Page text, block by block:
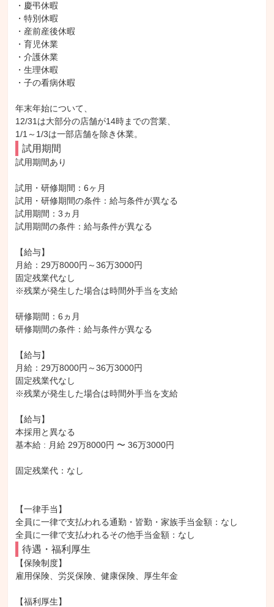
・慶弔休暇
・特別休暇
・産前産後休暇
・育児休業
・介護休業
・生理休暇
・子の看病休暇
年末年始について、
12/31は大部分の店舗が14時までの営業、
1/1～1/3は一部店舗を除き休業。
試用期間
試用期間あり
試用・研修期間：6ヶ月
試用・研修期間の条件：給与条件が異なる
試用期間：3ヵ月
試用期間の条件：給与条件が異なる
【給与】
月給：29万8000円～36万3000円
固定残業代なし
※残業が発生した場合は時間外手当を支給
研修期間：6ヵ月
研修期間の条件：給与条件が異なる
【給与】
月給：29万8000円～36万3000円
固定残業代なし
※残業が発生した場合は時間外手当を支給
【給与】
本採用と異なる
基本給 : 月給 29万8000円 〜 36万3000円
固定残業代：なし
【一律手当】
全員に一律で支払われる通勤・皆勤・家族手当金額：なし
待遇・福利厚生
【保険制度】
雇用保険、労災保険、健康保険、厚生年金
【福利厚生】